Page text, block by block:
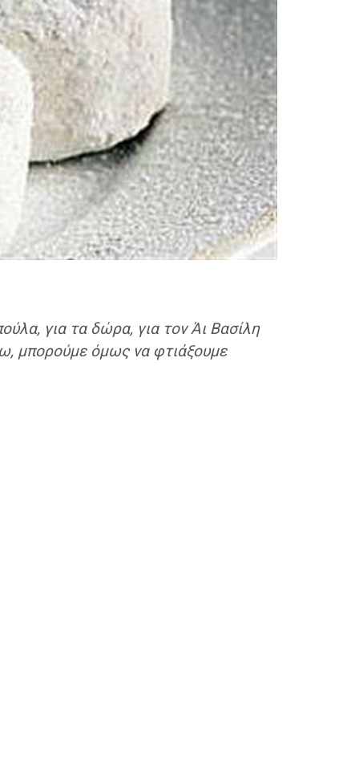
για τα δώρα, για τον Άι Βασίλη
μπορούμε όμως να φτιάξουμε